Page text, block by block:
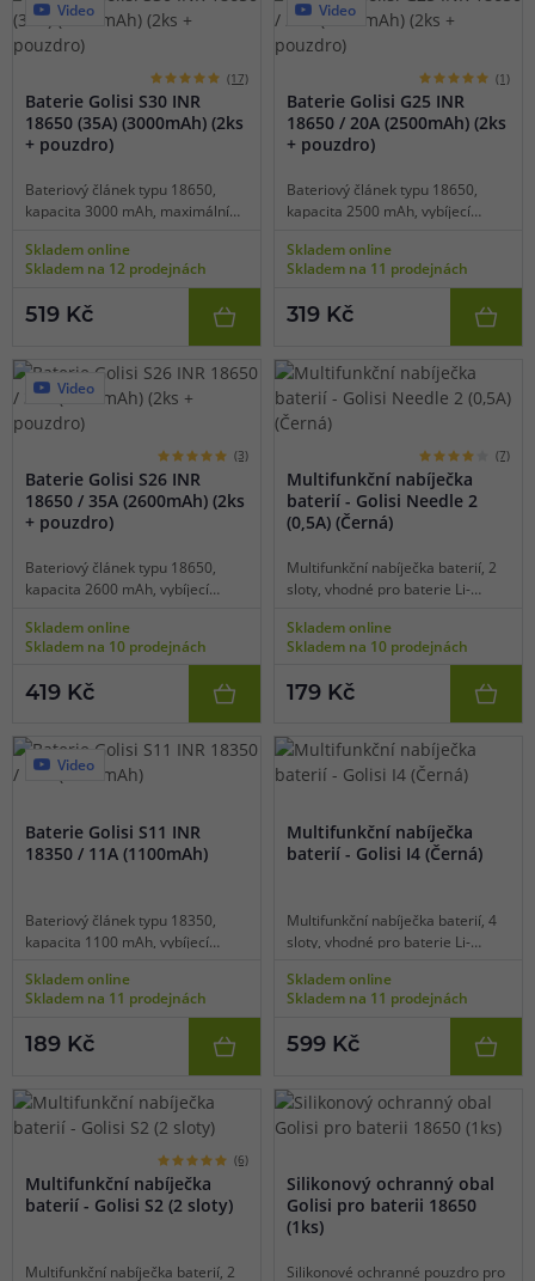
Video
(17)
Baterie Golisi S30 INR
18650 (35A) (3000mAh) (2ks
+ pouzdro)
Bateriový článek typu 18650,
kapacita 3000 mAh, maximální
čip s ochranou proti přebití,
zkratu a vysokým teplotám,
pro nízkoodporový vaping.
Skladem online
Skladem na 12 prodejnách
519 Kč
Video
(1)
Baterie Golisi G25 INR
18650 / 20A (2500mAh) (2ks
+ pouzdro)
Bateriový článek typu 18650,
kapacita 2500 mAh, vybíjecí
ochranou proti přebití, zkratu a
vysokým teplotám, efektivní CDC
Skladem online
Skladem na 11 prodejnách
319 Kč
Video
(3)
Baterie Golisi S26 INR
18650 / 35A (2600mAh) (2ks
+ pouzdro)
Bateriový článek typu 18650,
kapacita 2600 mAh, vybíjecí
ochranou proti přebití, zkratu a
vysokým teplotám, úložné
nízkoodporový vaping.
Skladem online
Skladem na 10 prodejnách
419 Kč
(7)
Multifunkční nabíječka
baterií - Golisi Needle 2
(0,5A) (Černá)
Multifunkční nabíječka baterií, 2
sloty, vhodné pro baterie Li-
micro USB napájení, maximální
dobíjecí proud v jednom slotu 0,5
obrácené polaritě.
Skladem online
Skladem na 10 prodejnách
179 Kč
Video
Baterie Golisi S11 INR
18350 / 11A (1100mAh)
Bateriový článek typu 18350,
kapacita 1100 mAh, vybíjecí
ochranou proti přebití, zkratu a
vysokým teplotám.
Skladem online
Skladem na 11 prodejnách
189 Kč
Multifunkční nabíječka
baterií - Golisi I4 (Černá)
Multifunkční nabíječka baterií, 4
sloty, vhodné pro baterie Li-
USB napájení, maximální dobíjecí
proud v jednom slotu 2 A, kvalitní
při nabíjení.
Skladem online
Skladem na 11 prodejnách
599 Kč
(6)
Multifunkční nabíječka
baterií - Golisi S2 (2 sloty)
Multifunkční nabíječka baterií, 2
Silikonový ochranný obal
Golisi pro baterii 18650
(1ks)
Silikonové ochranné pouzdro pro